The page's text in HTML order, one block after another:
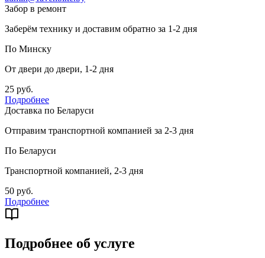
Забор в ремонт
Заберём технику и доставим обратно за 1-2 дня
По Минску
От двери до двери, 1-2 дня
25 руб.
Подробнее
Доставка по Беларуси
Отправим транспортной компанией за 2-3 дня
По Беларуси
Транспортной компанией, 2-3 дня
50 руб.
Подробнее
Подробнее об услуге